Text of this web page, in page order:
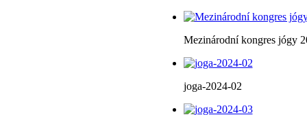
Mezinárodní kongres jógy
joga-2024-02